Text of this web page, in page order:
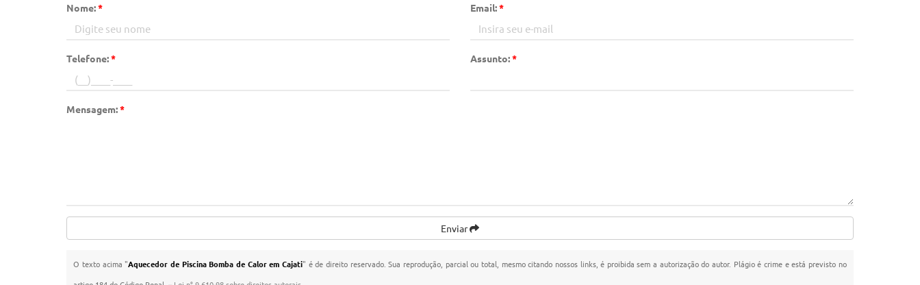
Nome:* Email:*
Telefone:* Assunto:*
Mensagem:*
Enviar
O texto acima "Aquecedor de Piscina Bomba de Calor em Cajati" é de direito reservado. Sua reprodução, parcial ou total, mesmo citando nossos links, é proibida sem a autorização do autor. Plágio é crime e está previsto no